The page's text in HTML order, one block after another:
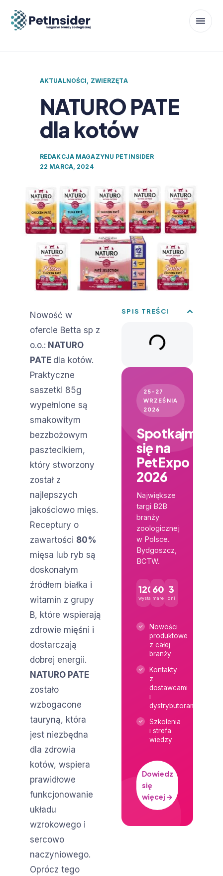
AKTUALNOŚCI, ZWIERZĘTA
NATURO PATE
dla kotów
REDAKCJA MAGAZYNU PETINSIDER
22 MARCA, 2024
Nowość w
ofercie Betta sp z
o.o.: NATURO
PATE dla kotów.
Praktyczne
saszetki 85g
wypełnione są
smakowitym
bezzbożowym
pasztecikiem,
który stworzony
został z
najlepszych
jakościowo mięs.
Receptury o
zawartości 80%
mięsa lub ryb są
doskonałym
źródłem białka i
witamin z grupy
B, które wspierają
zdrowie mięśni i
dostarczają
dobrej energii.
NATURO PATE
zostało
wzbogacone
tauryną, która
jest niezbędna
dla zdrowia
kotów, wspiera
prawidłowe
funkcjonowanie
układu
wzrokowego i
sercowo
naczyniowego.
Oprócz tego
SPIS TREŚCI
25–27
WRZEŚNIA
2026
Spotkajmy
się na
PetExpo
2026
Największe
targi B2B
branży
zoologicznej
w Polsce.
Bydgoszcz,
BCTW.
120+
wystawców
600+
marek
3
dni
Nowości
produktowe
z całej
branży
Kontakty
z
dostawcami
i
dystrybutorami
Szkolenia
i strefa
wiedzy
Dowiedz
się
więcej →